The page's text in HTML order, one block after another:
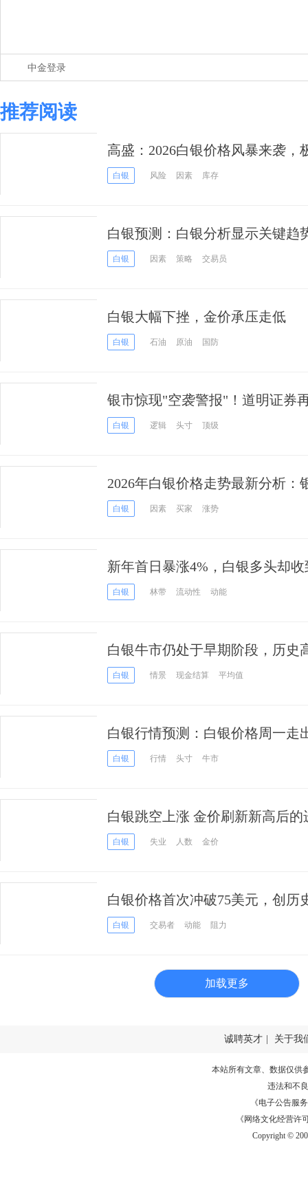
中金登录
推荐阅读
高盛：2026白银价格风暴来袭，
白银 风险 因素 库存
白银预测：白银分析显示关键趋
白银 因素 策略 交易员
白银大幅下挫，金价承压走低
白银 石油 原油 国防
银市惊现"空袭警报"！道明证券
月决战白银牛市终结？
白银 逻辑 头寸 顶级
2026年白银价格走势最新分析：
落，多头处于十字路口
白银 因素 买家 涨势
新年首日暴涨4%，白银多头却
则关于钱，一则关于仓
白银 林带 流动性 动能
白银牛市仍处于早期阶段，历史
间白银 情景 现金结算 平均值
白银行情预测：白银价格周一走
白银 行情 头寸 牛市
白银跳空上涨 金价刷新新高后的
白银 失业 人数 金价
白银价格首次冲破75美元，创历
它还能飞多高？
白银 交易者 动能 阻力
加载更多
诚聘英才 关于我
本站所有文章、数据仅供
违法和不
《电子公告服务
《网络文化经营许
Copyright ©